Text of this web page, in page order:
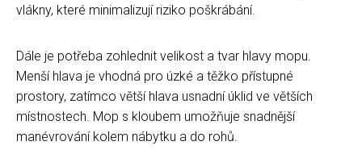
vlákny, které minimalizují riziko poškrábání.
Dále je potřeba zohlednit velikost a tvar hlavy mopu.
Menší hlava je vhodná pro úzké a těžko přístupné
prostory, zatímco větší hlava usnadní úklid ve větších
místnostech. Mop s kloubem umožňuje snadnější
manévrování kolem nábytku a do rohů.